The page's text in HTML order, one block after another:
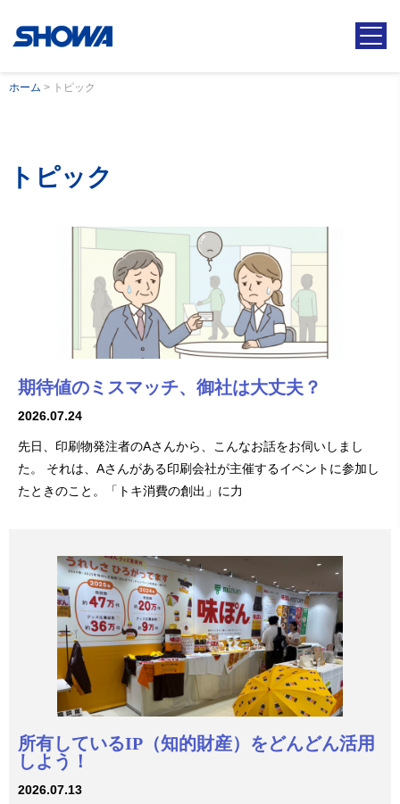
ホーム > トピック
トピック
期待値のミスマッチ、御社は大丈夫？
2026.07.24
先日、印刷物発注者のAさんから、こんなお話をお伺いしまし
た。 それは、Aさんがある印刷会社が主催するイベントに参加し
たときのこと。「トキ消費の創出」に力
所有しているIP（知的財産）をどんどん活用
しよう！
2026.07.13